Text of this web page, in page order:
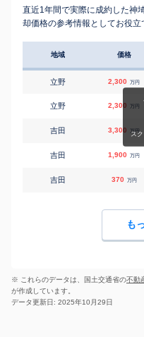
直近1年間で実際に成約した神
却価格の参考情報としてお役立
地域 価格
立野 2,300 万円
立野 2,300 万円
吉田 3,300 万円
吉田 1,900 万円
吉田 370 万円
も
※ これらのデータは、国土交通省の不動
が作成しています。
データ更新日: 2025年10月29日